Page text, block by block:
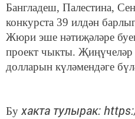
Бангладеш, Палестина,
конкурста 39 илдән
Жюри эше нәтиҗәләре
проект чыкты.
долларын күләмендәге
Бу хакта тулырак: